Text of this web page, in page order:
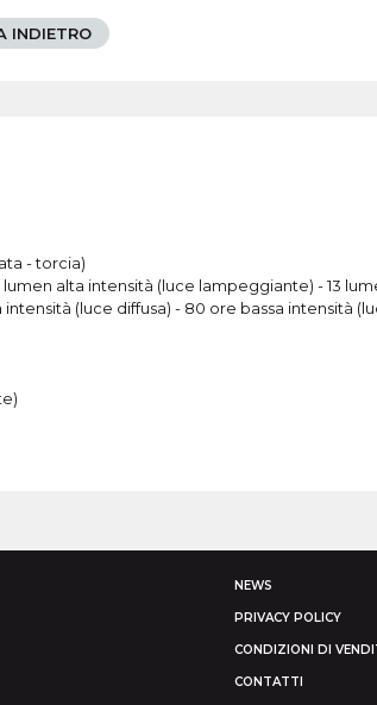
INDIETRO
- torcia)
alta intensità (luce lampeggiante) - 13
(luce diffusa) - 80 ore bassa intensità
NEWS
PRIVACY POLICY
CONDIZIONI DI
CONTATTI